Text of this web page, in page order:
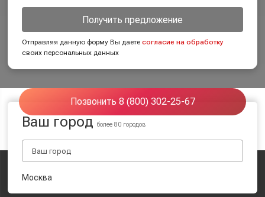
Получить предложение
Отправляя данную форму Вы даетесогласие на обработку
своих персональных данных
Позвонить 8 (800) 302-25-67
Ваш городболее 80 городов
Москва